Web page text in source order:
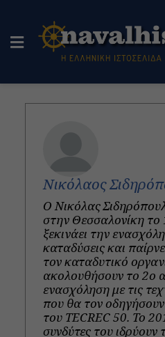
Νικόλαος
Ο Νικόλας
στην Θεσσαλονίκη το
ξεκινάει την
καταδύσεις και
τον καταδυτικό
ακολουθήσουν το 2ο
ενασχόληση με τις
που θα τον
του TECREC 50. Το
συνδύτες του